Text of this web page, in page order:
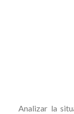
Analizar la